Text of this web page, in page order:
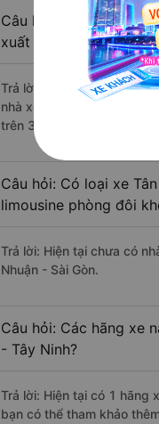
Câu hỏi: Review xe đi
xuất sắc, cao cấp
Trả lời: Những hãng xe đi
nhà xe Huệ Nghĩa
trên 347 đánh giá của
Câu hỏi: Có loại xe
limousine phòng đôi
Trả lời: Hiện tại chưa có
Nhuận - Sài Gòn.
Câu hỏi: Các hãng xe
- Tây Ninh?
Trả lời: Hiện tại có 1 hãng
bạn có thể tham khảo